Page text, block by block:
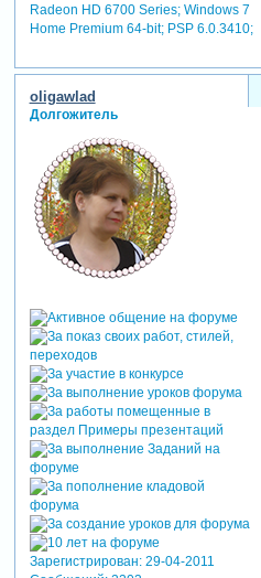
Radeon HD 6700 Series; Windows 7
Home Premium 64-bit; PSP 6.0.3410;
oligawlad
Долгожитель
Зарегистрирован: 29-04-2011